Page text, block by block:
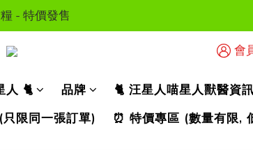
可享用, 不可與其他優惠同時使用）
- 特價發售
上可享香港免運費
會
人 🐈 品牌
🐈 汪星人喵星人獸醫資
限同一張訂單)
⏰ 特價專區 (數量有限,